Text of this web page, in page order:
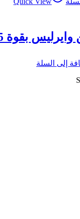
بقوة 15 من بافن
إلى السلة